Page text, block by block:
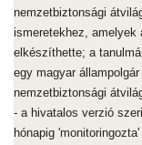
nemzetbiztonsági
ismeretekhez, amelyek
elkészíthette; a
egy magyar
nemzetbiztonsági
- a hivatalos verzió
hónapig